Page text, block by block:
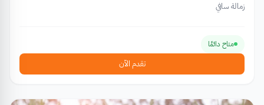
زمالة سافي
متاح دائمًا
تقدم الآن